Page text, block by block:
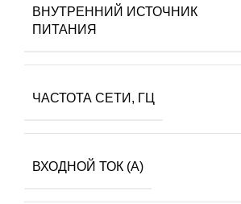
ВНУТРЕННИЙ ИСТОЧНИК
ПИТАНИЯ
ЧАСТОТА СЕТИ, ГЦ
ВХОДНОЙ ТОК (А)